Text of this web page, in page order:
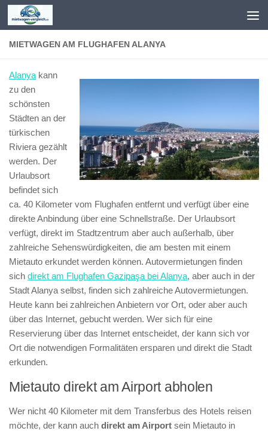
Zum Inhalt springen
MIETWAGEN AM FLUGHAFEN ALANYA
Alanya kann
zu den
schönsten
Städten an der
türkischen
Riviera gezählt
werden. Der
Urlaubsort
befindet sich
ca. 40 Kilometer vom Flughafen entfernt und verfügt über eine
direkte Anbindung über eine Schnellstraße. Der Urlaubsort
verfügt, direkt im Stadtzentrum aber auch außerhalb, über
zahlreiche Sehenswürdigkeiten, die am besten mit einem
Mietauto erkundet werden können. Autovermietungen finden
sich direkt am Flughafen Gazipaşa bei Alanya, aber auch in der
Stadt Alanya selbst, finden sich zahlreiche Autovermietungen.
Heute kann bei zahlreichen Anbietern vor Ort, oder aber auch
über das Internet, gebucht werden. Wer sich für eine
Reservierung über das Internet entscheidet, der kann sich vor
Ort die notwendigen Formalitäten ersparen und direkt die Stadt
erkunden.
Mietauto direkt am Airport abholen
Wer nicht 40 Kilometer mit dem Transferbus des Hotels reisen
möchte, der kann auch direkt am Airport sein Mietauto in